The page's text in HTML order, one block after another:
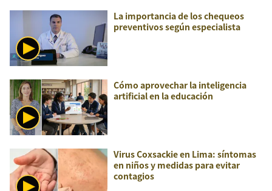
La importancia de los chequeos
preventivos según especialista
Cómo aprovechar la inteligencia
artificial en la educación
Virus Coxsackie en Lima: síntomas
en niños y medidas para evitar
contagios